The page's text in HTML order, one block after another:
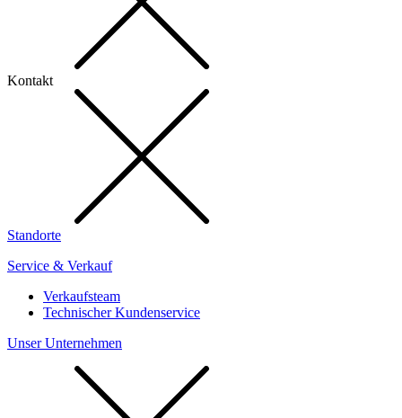
Kontakt
Standorte
Service & Verkauf
Verkaufsteam
Technischer Kundenservice
Unser Unternehmen